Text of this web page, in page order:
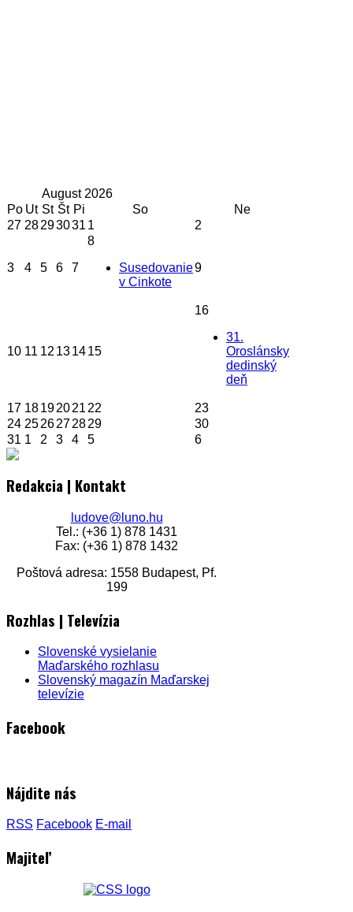
August 2026
Po Ut St Št Pi So
Ne
27 28293031 1 2
3 4 5 6 7
8
Susedovanie
v Cinkote
9
10 11 12 131415
16
31.
Oroslánsky
dedinský
deň
17 18192021 22
23
24 2526272829
30
31 1 2 3 4 5 6
Redakcia | Kontakt
ludove@luno.hu
Tel.: (+36 1) 878 1431
Fax: (+36 1) 878 1432
Poštová adresa: 1558 Budapest, Pf.
199
Rozhlas | Televízia
Slovenské vysielanie
Maďarského rozhlasu
Slovenský magazín Maďarskej
televízie
Facebook
Nájdite nás
RSS Facebook E-mail
Majiteľ